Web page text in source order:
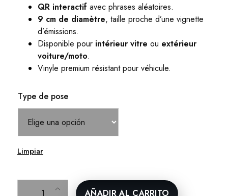
QR interactif avec phrases aléatoires.
9 cm de diamètre, taille proche d’une vignette
d’émissions.
Disponible pour intérieur vitre ou extérieur
voiture/moto.
Vinyle premium résistant pour véhicule.
Type de pose
Limpiar
Sticker Crit’LOL émissions QR pour voiture et moto cantidad
AÑADIR AL CARRITO